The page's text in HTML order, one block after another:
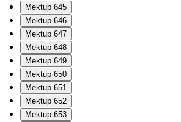
Mektup 645
Mektup 646
Mektup 647
Mektup 648
Mektup 649
Mektup 650
Mektup 651
Mektup 652
Mektup 653